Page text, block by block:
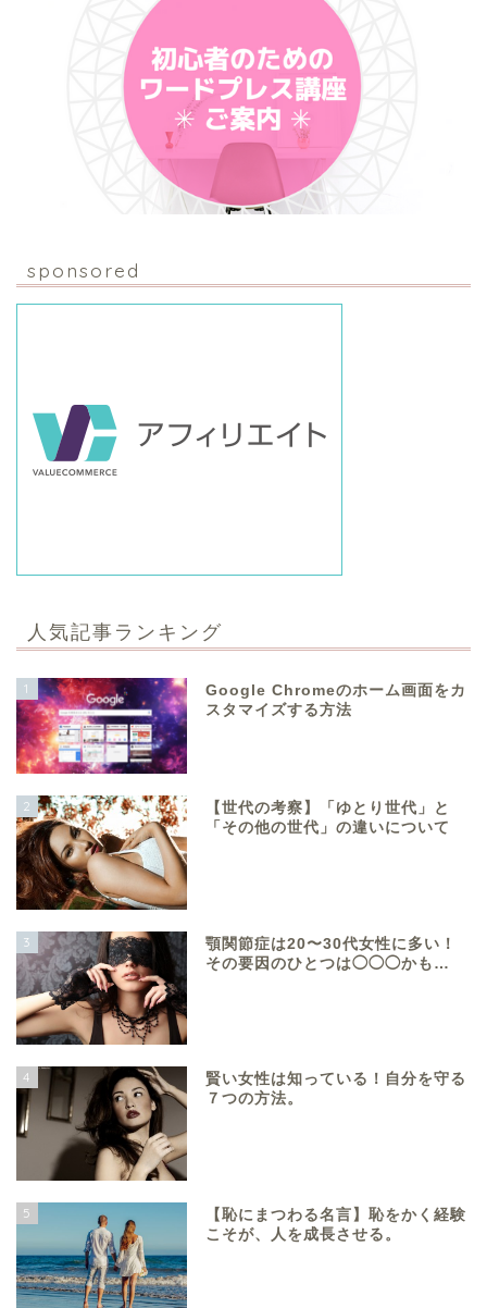
sponsored
人気記事ランキング
1
Google Chromeのホーム画面をカ
スタマイズする方法
2
【世代の考察】「ゆとり世代」と
「その他の世代」の違いについて
3
顎関節症は20〜30代女性に多い！
その要因のひとつは◯◯◯かも…
4
賢い女性は知っている！自分を守る
７つの方法。
5
【恥にまつわる名言】恥をかく経験
こそが、人を成長させる。